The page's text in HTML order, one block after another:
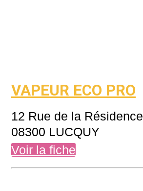
VAPEUR ECO PRO
12 Rue de la Résidence
08300 LUCQUY
Voir la fiche